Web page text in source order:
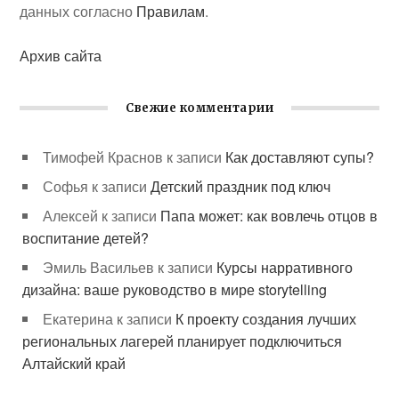
данных согласно Правилам.
Архив сайта
Свежие комментарии
Тимофей Краснов к записи Как доставляют супы?
Софья к записиДетский праздник под ключ
Алексей к записи Папа может: как вовлечь отцов в
воспитание детей?
Эмиль Васильев к записи Курсы нарративного
дизайна: ваше руководство в мире storytelling
Екатерина к записи К проекту создания лучших
региональных лагерей планирует подключиться
Алтайский край